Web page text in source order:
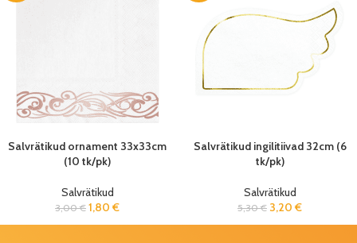
Salvrätikud ornament 33x33cm
(10 tk/pk)
Salvrätikud
3,00€ 1,80 €
Salvrätikud ingilitiivad 32cm (6
tk/pk)
Salvrätikud
5,30€ 3,20 €